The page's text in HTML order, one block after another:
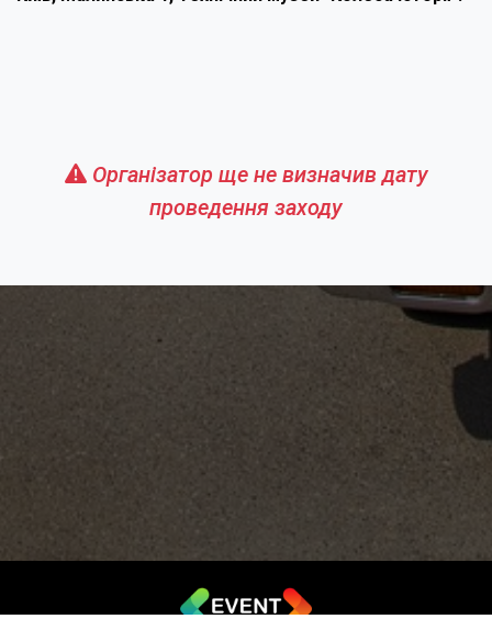
Організатор ще не визначив дату
проведення заходу